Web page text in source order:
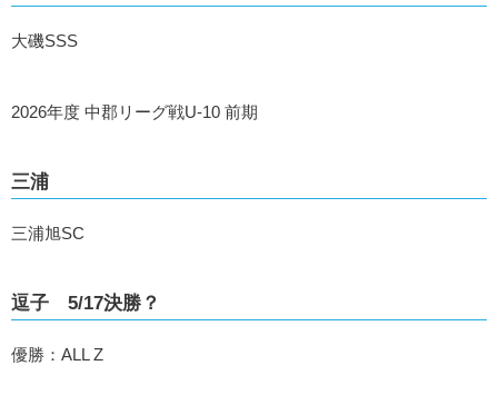
大磯SSS
2026年度 中郡リーグ戦U-10 前期
三浦
三浦旭SC
逗子 5/17決勝？
優勝：ALL Z